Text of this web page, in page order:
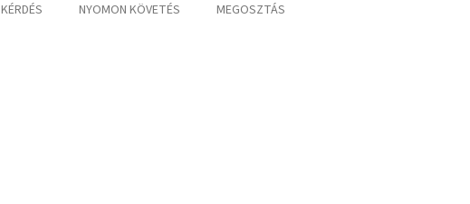
KÉRDÉS NYOMON KÖVETÉS MEGOSZTÁS